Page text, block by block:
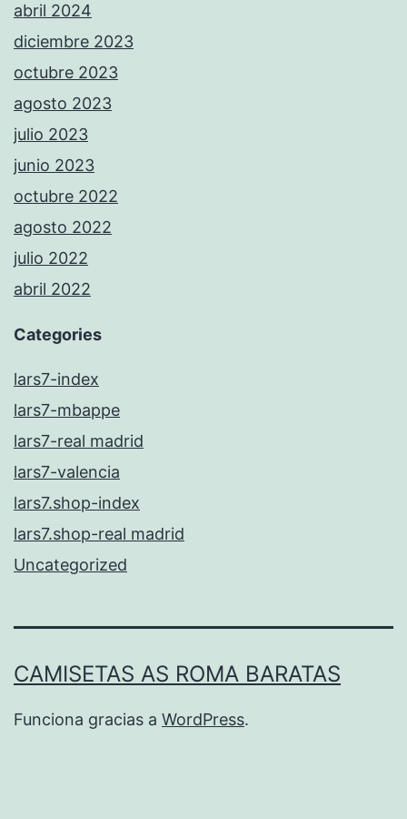
abril 2024
diciembre 2023
octubre 2023
agosto 2023
julio 2023
junio 2023
octubre 2022
agosto 2022
julio 2022
abril 2022
Categories
lars7-index
lars7-mbappe
lars7-real madrid
lars7-valencia
lars7.shop-index
lars7.shop-real madrid
Uncategorized
CAMISETAS AS ROMA BARATAS
Funciona gracias a WordPress.